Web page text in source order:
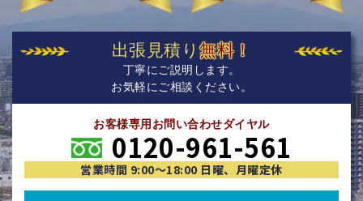
出張見積り無料！
丁寧にご説明します。
お気軽にご相談ください。
お客様専用お問い合わせダイヤル
0120-961-561
営業時間 9:00〜18:00 日曜、月曜定休